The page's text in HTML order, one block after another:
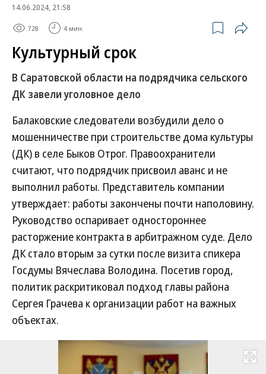
14.06.2024, 21:58
728 4 мин.
Культурный срок
В Саратовской области на подрядчика сельского
ДК завели уголовное дело
Балаковские следователи возбудили дело о
мошенничестве при строительстве дома культуры
(ДК) в селе Быков Отрог. Правоохранители
считают, что подрядчик присвоил аванс и не
выполнил работы. Представитель компании
утверждает: работы закончены почти наполовину.
Руководство оспаривает одностороннее
расторжение контракта в арбитражном суде. Дело
ДК стало вторым за сутки после визита спикера
Госдумы Вячеслава Володина. Посетив город,
политик раскритиковал подход главы района
Сергея Грачева к организации работ на важных
объектах.
Развернуть